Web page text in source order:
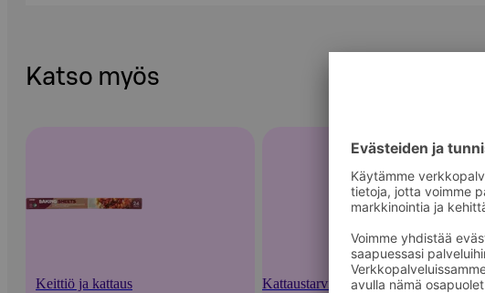
Katso myös
Keittiö ja kattaus Kattaustarvikkeet ja kertakäyttökattaus